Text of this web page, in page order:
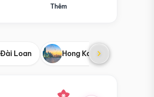
Thêm
Đài Loan Hong Kong